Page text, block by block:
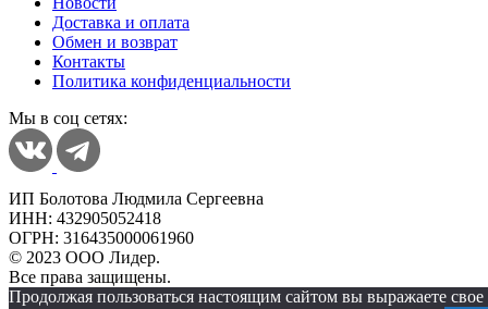
Доставка и оплата
Обмен и возврат
Контакты
Политика конфиденциальности
Мы в соц сетях:
ИП Болотова Людмила Сергеевна
ИНН: 432905052418
ОГРН: 316435000061960
© 2023 ООО Лидер.
Все права защищены.
Продолжая пользоваться настоящим сайтом вы выражаете